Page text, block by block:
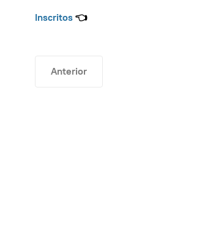
Inscritos👈
Artículo anterior: Usuarios del
Anterior